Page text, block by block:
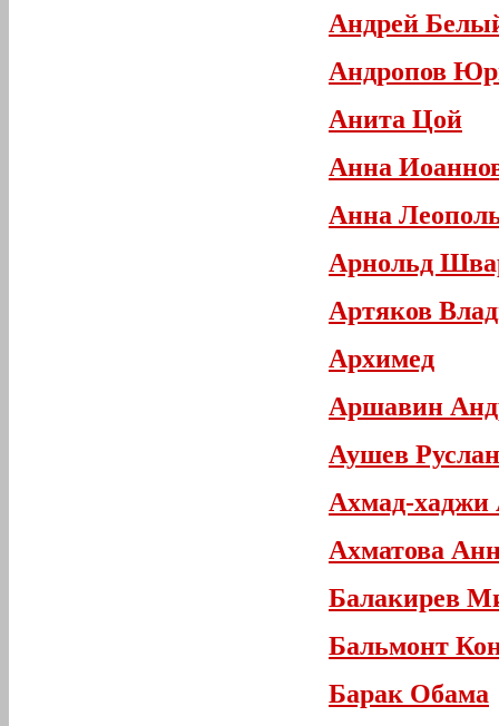
Андрей
Андропов
Анита Цой
Анна
Анна
Арнольд
Артяков
Архимед
Аршавин
Аушев
Ахмад-хаджи
Ахматова
Балакирев
Бальмонт
Барак Обама